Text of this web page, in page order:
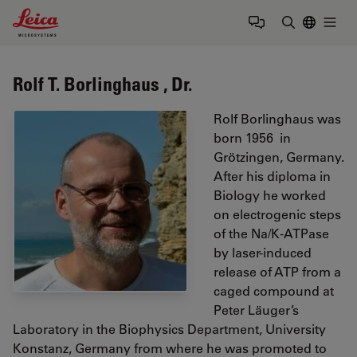
Leica Microsystems Logo
Rolf T. Borlinghaus , Dr.
Rolf Borlinghaus was
born 1956 in
Grötzingen, Germany.
After his diploma in
Biology he worked
on electrogenic steps
of the Na/K-ATPase
by laser-induced
release of ATP from a
caged compound at
Peter Läuger’s
Laboratory in the Biophysics Department, University
Konstanz, Germany from where he was promoted to